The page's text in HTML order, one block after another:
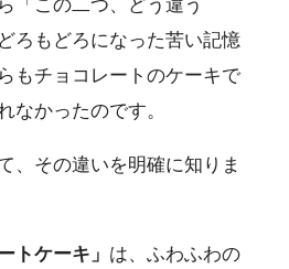
「この二つ、どう違う
ろもどろになった苦い記憶
もチョコレートのケーキで
かったのです。
、その違いを明確に知りま
トケーキ」 は、ふわふわの